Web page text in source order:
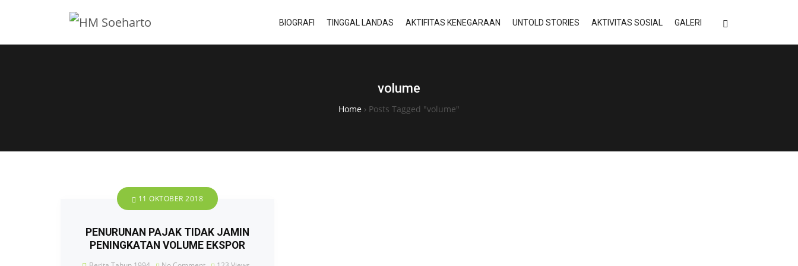
BIOGRAFI TINGGAL LANDAS AKTIFITAS KENEGARAAN UNTOLD STORIES AKTIVITAS SOSIAL GALERI
volume
Home › Posts Tagged "volume"
11 OKTOBER 2018
PENURUNAN PAJAK TIDAK JAMIN
PENINGKATAN VOLUME EKSPOR